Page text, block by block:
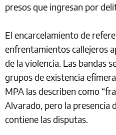
presos que ingresan por
El encarcelamiento de
enfrentamientos callejeros
de la violencia. Las bandas
grupos de existencia
MPA las describen como
Alvarado, pero la presencia
contiene las disputas.